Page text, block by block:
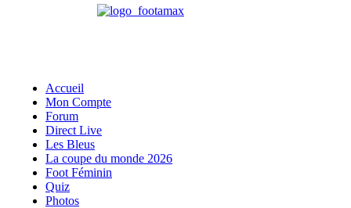
Accueil
Mon Compte
Forum
Direct Live
Les Bleus
La coupe du monde 2026
Foot Féminin
Quiz
Photos